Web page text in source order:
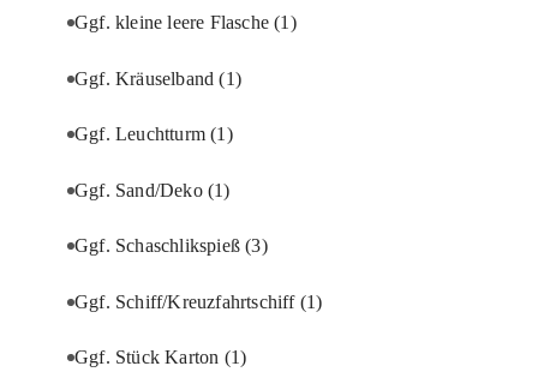
Ggf. kleine leere Flasche(1)
Ggf. Kräuselband(1)
Ggf. Leuchtturm(1)
Ggf. Sand/Deko (1)
Ggf. Schaschlikspieß(3)
Ggf. Schiff/Kreuzfahrtschiff (1)
Ggf. Stück Karton (1)